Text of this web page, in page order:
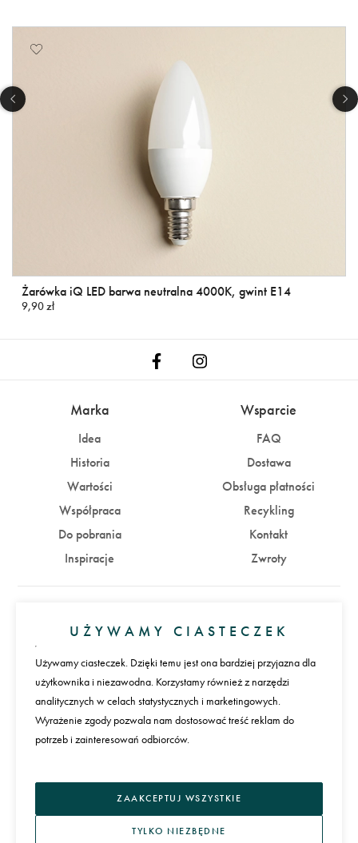
Żarówka iQ LED barwa neutralna 4000K, gwint E14
9,90 zł
Marka
Idea
Historia
Wartości
Współpraca
Do pobrania
Inspiracje
Wsparcie
FAQ
Dostawa
Obsługa płatności
Recykling
Kontakt
Zwroty
Zaloguj się Załóż konto
Płatności
Język
UŻYWAMY CIASTECZEK
Używamy ciasteczek. Dzięki temu jest ona bardziej przyjazna dla
użytkownika i niezawodna. Korzystamy również z narzędzi
analitycznych w celach statystycznych i marketingowych.
Wyrażenie zgody pozwala nam dostosować treść reklam do
potrzeb i zainteresowań odbiorców.
ZAAKCEPTUJ WSZYSTKIE
TYLKO NIEZBĘDNE